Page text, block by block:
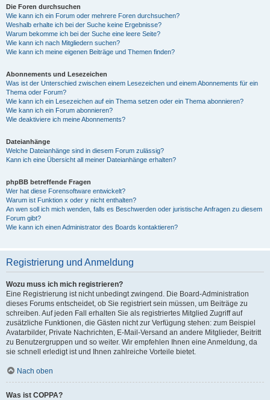
Die Foren durchsuchen
Wie kann ich ein Forum oder mehrere Foren durchsuchen?
Weshalb erhalte ich bei der Suche keine Ergebnisse?
Warum bekomme ich bei der Suche eine leere Seite?
Wie kann ich nach Mitgliedern suchen?
Wie kann ich meine eigenen Beiträge und Themen finden?
Abonnements und Lesezeichen
Was ist der Unterschied zwischen einem Lesezeichen und einem Abonnements für ein
Thema oder Forum?
Wie kann ich ein Lesezeichen auf ein Thema setzen oder ein Thema abonnieren?
Wie kann ich ein Forum abonnieren?
Wie deaktiviere ich meine Abonnements?
Dateianhänge
Welche Dateianhänge sind in diesem Forum zulässig?
Kann ich eine Übersicht all meiner Dateianhänge erhalten?
phpBB betreffende Fragen
Wer hat diese Forensoftware entwickelt?
Warum ist Funktion x oder y nicht enthalten?
An wen soll ich mich wenden, falls es Beschwerden oder juristische Anfragen zu diesem
Forum gibt?
Wie kann ich einen Administrator des Boards kontaktieren?
Registrierung und Anmeldung
Wozu muss ich mich registrieren?
Eine Registrierung ist nicht unbedingt zwingend. Die Board-Administration
dieses Forums entscheidet, ob Sie registriert sein müssen, um Beiträge zu
schreiben. Auf jeden Fall erhalten Sie als registriertes Mitglied Zugriff auf
zusätzliche Funktionen, die Gästen nicht zur Verfügung stehen: zum Beispiel
Avatarbilder, Private Nachrichten, E-Mail-Versand an andere Mitglieder, Beitritt
zu Benutzergruppen und so weiter. Wir empfehlen Ihnen eine Anmeldung, da
sie schnell erledigt ist und Ihnen zahlreiche Vorteile bietet.
Nach oben
Was ist COPPA?